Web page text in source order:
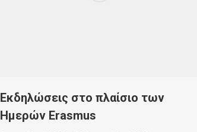
Εκδηλώσεις στο πλαίσιο των
Ημερών Erasmus